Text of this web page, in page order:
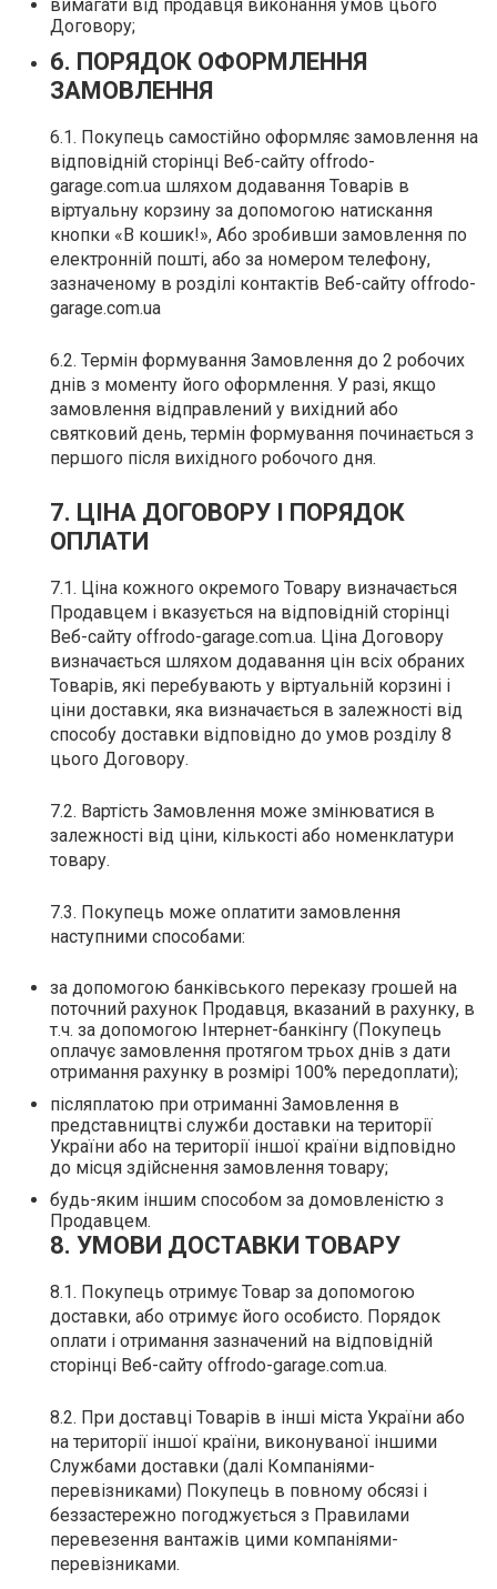
вимагати від продавця виконання умов цього
Договору;
6. ПОРЯДОК ОФОРМЛЕННЯ
ЗАМОВЛЕННЯ
6.1. Покупець самостійно оформляє замовлення на
відповідній сторінці Веб-сайту offrodo-
garage.com.ua шляхом додавання Товарів в
віртуальну корзину за допомогою натискання
кнопки «В кошик!», Або зробивши замовлення по
електронній пошті, або за номером телефону,
зазначеному в розділі контактів Веб-сайту offrodo-
garage.com.ua
6.2. Термін формування Замовлення до 2 робочих
днів з моменту його оформлення. У разі, якщо
замовлення відправлений у вихідний або
святковий день, термін формування починається з
першого після вихідного робочого дня.
7. ЦІНА ДОГОВОРУ І ПОРЯДОК
ОПЛАТИ
7.1. Ціна кожного окремого Товару визначається
Продавцем і вказується на відповідній сторінці
Веб-сайту offrodo-garage.com.ua. Ціна Договору
визначається шляхом додавання цін всіх обраних
Товарів, які перебувають у віртуальній корзині і
ціни доставки, яка визначається в залежності від
способу доставки відповідно до умов розділу 8
цього Договору.
7.2. Вартість Замовлення може змінюватися в
залежності від ціни, кількості або номенклатури
товару.
7.3. Покупець може оплатити замовлення
наступними способами:
за допомогою банківського переказу грошей на
поточний рахунок Продавця, вказаний в рахунку, в
т.ч. за допомогою Інтернет-банкінгу (Покупець
оплачує замовлення протягом трьох днів з дати
отримання рахунку в розмірі 100% передоплати);
післяплатою при отриманні Замовлення в
представництві служби доставки на території
України або на території іншої країни відповідно
до місця здійснення замовлення товару;
будь-яким іншим способом за домовленістю з
Продавцем.
8. УМОВИ ДОСТАВКИ ТОВАРУ
8.1. Покупець отримує Товар за допомогою
доставки, або отримує його особисто. Порядок
оплати і отримання зазначений на відповідній
сторінці Веб-сайту offrodo-garage.com.ua.
8.2. При доставці Товарів в інші міста України або
на території іншої країни, виконуваної іншими
Службами доставки (далі Компаніями-
перевізниками) Покупець в повному обсязі і
беззастережно погоджується з Правилами
перевезення вантажів цими компаніями-
перевізниками.